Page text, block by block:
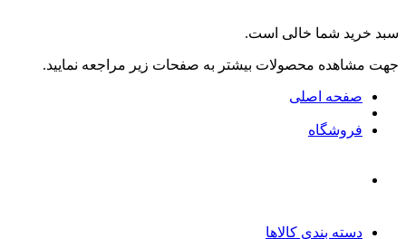
سبد خرید شما خالی است.
جهت مشاهده محصولات بیشتر به صفحات زیر مراجعه نمایید.
صفحه اصلی
فروشگاه
دسته بندی کالاها